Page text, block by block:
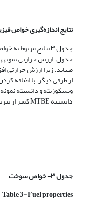
نتایج اندازه‌گیری خواص
جدول ۳ نتایج مربوط
جدول، ارزش حرارتی
از طرفی دیگر، با اضافه
ویسکوزیته و دانسیته
دانسیته MTBE کمتر از بنزین است (جدول ۳).
جدول ۳- خواص سوخت
Table 3- Fuel properties